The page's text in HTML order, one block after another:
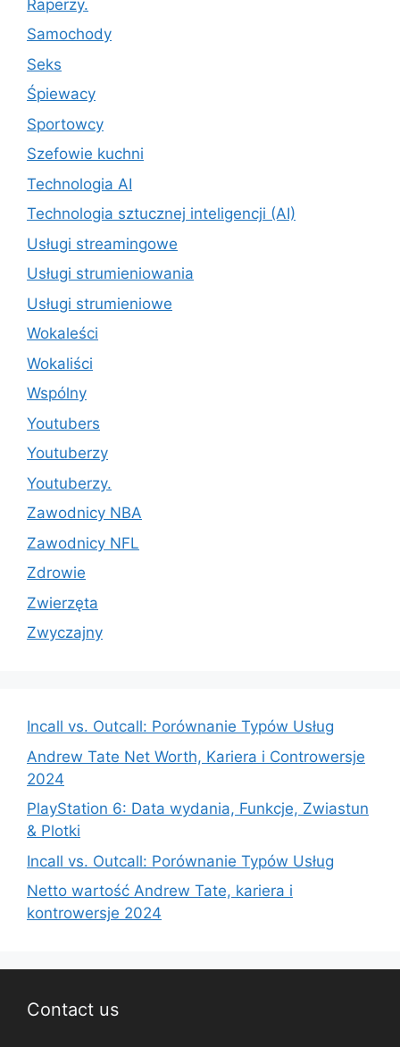
Raperzy.
Samochody
Seks
Śpiewacy
Sportowcy
Szefowie kuchni
Technologia AI
Technologia sztucznej inteligencji (AI)
Usługi streamingowe
Usługi strumieniowania
Usługi strumieniowe
Wokaleści
Wokaliści
Wspólny
Youtubers
Youtuberzy
Youtuberzy.
Zawodnicy NBA
Zawodnicy NFL
Zdrowie
Zwierzęta
Zwyczajny
Incall vs. Outcall: Porównanie Typów Usług
Andrew Tate Net Worth, Kariera i Controwersje
2024
PlayStation 6: Data wydania, Funkcje, Zwiastun
& Plotki
Incall vs. Outcall: Porównanie Typów Usług
Netto wartość Andrew Tate, kariera i
kontrowersje 2024
Contact us